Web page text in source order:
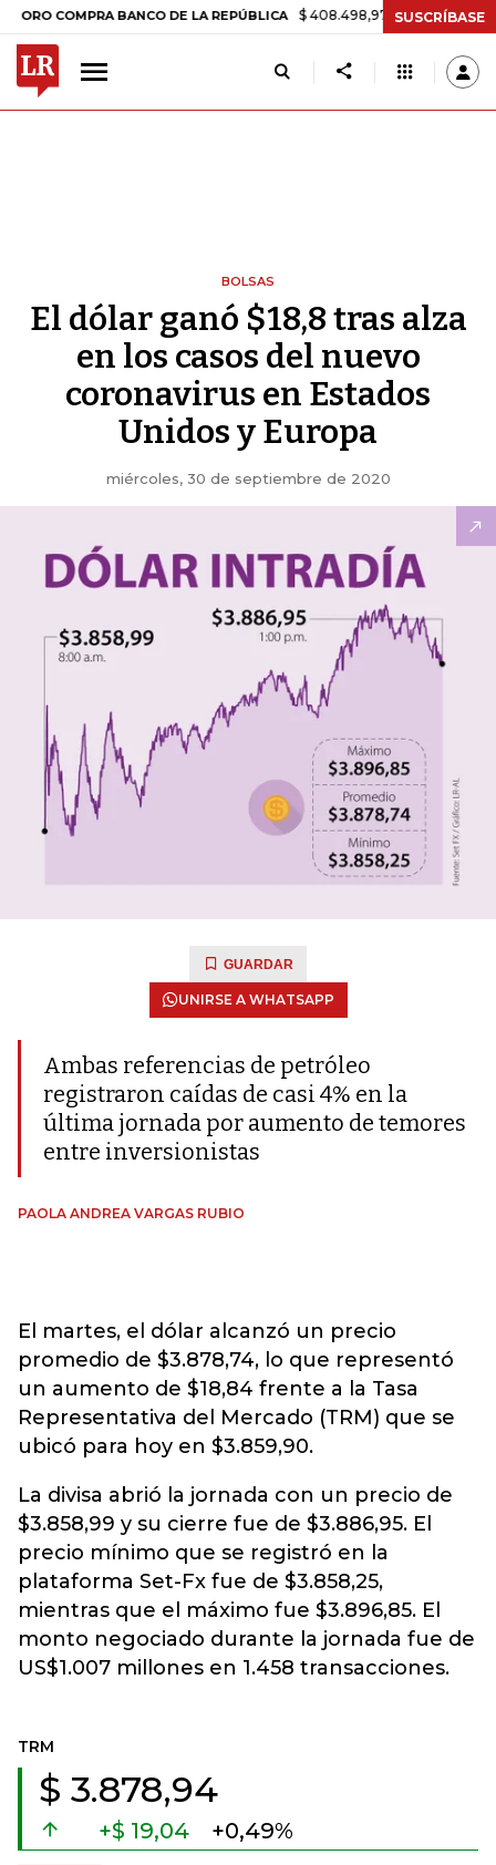
BANCO DE LA REPÚBLICA $ 408.498,97 +$ 8.753,81 +2,19%
SUSCRÍBASE
BOLSAS
El dólar ganó $18,8 tras alza
en los casos del nuevo
coronavirus en Estados
Unidos y Europa
miércoles, 30 de septiembre de 2020
GUARDAR
UNIRSE A WHATSAPP
Ambas referencias de petróleo
registraron caídas de casi 4% en la
última jornada por aumento de temores
entre inversionistas
PAOLA ANDREA VARGAS RUBIO
El martes, el dólar alcanzó un precio
promedio de $3.878,74, lo que representó
un aumento de $18,84 frente a la Tasa
Representativa del Mercado (TRM) que se
ubicó para hoy en $3.859,90.
La divisa abrió la jornada con un precio de
$3.858,99 y su cierre fue de $3.886,95. El
precio mínimo que se registró en la
plataforma Set-Fx fue de $3.858,25,
mientras que el máximo fue $3.896,85. El
monto negociado durante la jornada fue de
US$1.007 millones en 1.458 transacciones.